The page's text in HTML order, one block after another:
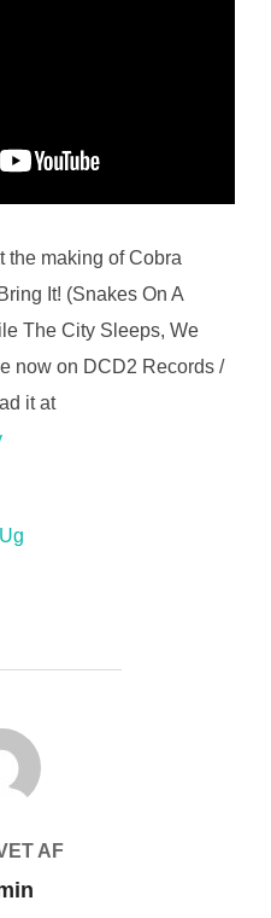
the making of Cobra
It! (Snakes On A
The City Sleeps, We
now on DCD2 Records /
it at
AF